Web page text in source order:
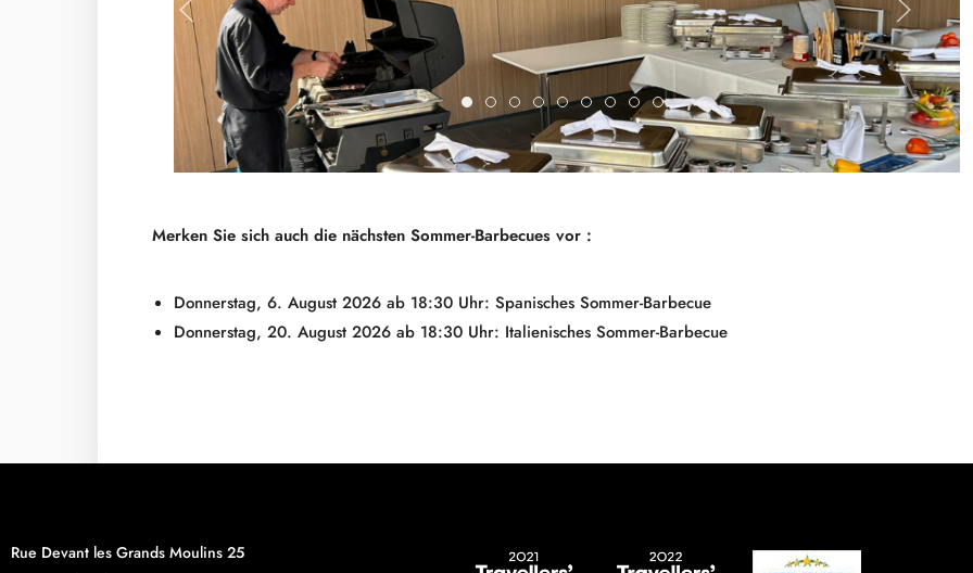
Cover MY TRENDS (1)
Cover MY TRENDS
211153305 5728257370582880 5338122155361451870 N
F05815af 9951 E49c Df5a 990fd018b33c
3 4 487205414 1307667484100336
5 6
Merken Sie sich auch die nächsten Sommer-Barbecues vor :
Donnerstag, 6. August 2026 ab 18:30 Uhr: Spanisches Sommer-Barbecue
Donnerstag, 20. August 2026 ab 18:30 Uhr: Italienisches Sommer-Barbecue
Rue Devant les Grands Moulins 25